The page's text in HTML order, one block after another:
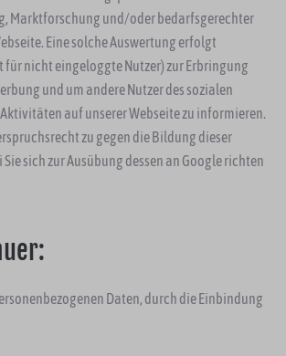
Marktforschung und/oder bedarfsgerechter
Eine solche Auswertung erfolgt
für nicht eingeloggte Nutzer) zur Erbringung
und um andere Nutzer des sozialen
auf unserer Webseite zu informieren.
zu gegen die Bildung dieser
sich zur Ausübung dessen an Google richten
Daten, durch die Einbindung